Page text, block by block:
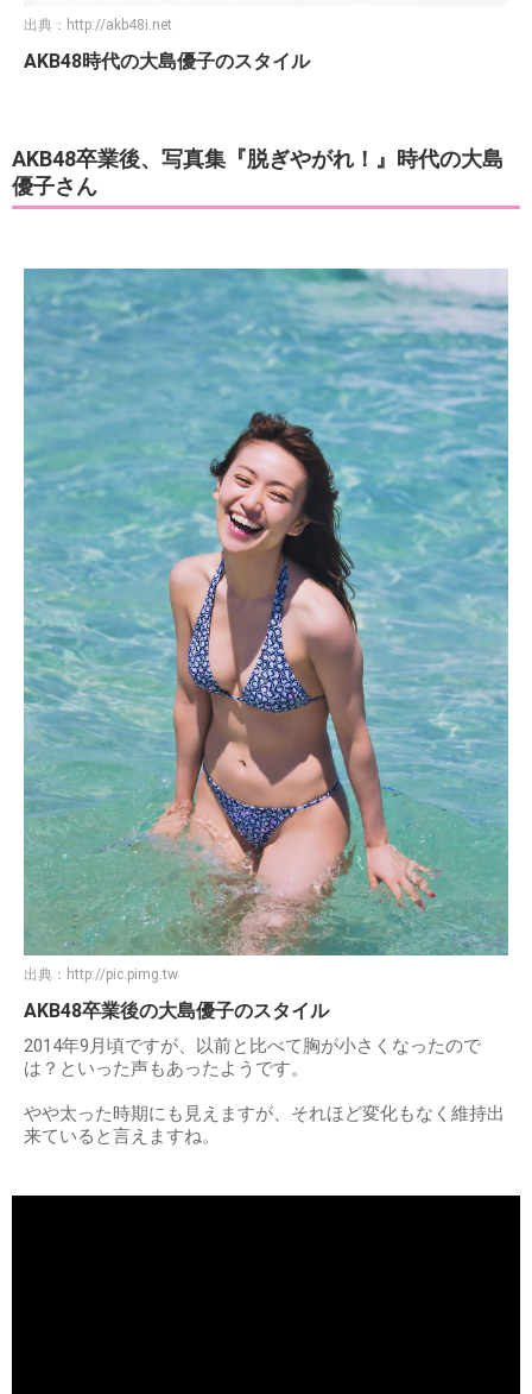
出典： http://akb48i.net
AKB48時代の大島優子のスタイル
AKB48卒業後、写真集『脱ぎやがれ！』時代の大島
優子さん
出典： http://pic.pimg.tw
AKB48卒業後の大島優子のスタイル
2014年9月頃ですが、以前と比べて胸が小さくなったので
は？といった声もあったようです。
やや太った時期にも見えますが、それほど変化もなく維持出
来ていると言えますね。